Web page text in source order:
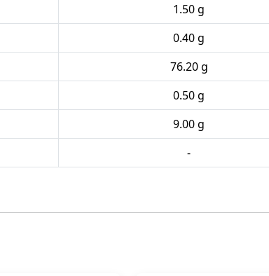
1.50 g
0.40 g
76.20 g
0.50 g
9.00 g
-